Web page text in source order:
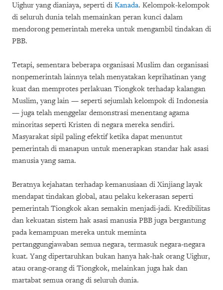
Uighur yang dianiaya, seperti di Kanada. Kelompok-kelompok
di seluruh dunia telah memainkan peran kunci dalam
mendorong pemerintah mereka untuk mengambil tindakan di
PBB.
Tetapi, sementara beberapa organisasi Muslim dan organisasi
nonpemerintah lainnya telah menyatakan keprihatinan yang
kuat dan memprotes perlakuan Tiongkok terhadap kalangan
Muslim, yang lain — seperti sejumlah kelompok di Indonesia
— juga telah menggelar demonstrasi menentang agama
minoritas seperti Kristen di negara mereka sendiri.
Masyarakat sipil paling efektif ketika dapat menuntut
pemerintah di manapun untuk menerapkan standar hak asasi
manusia yang sama.
Beratnya kejahatan terhadap kemanusiaan di Xinjiang layak
mendapat tindakan global, atau pelaku kekerasan seperti
pemerintah Tiongkok akan semakin menjadi-jadi. Kredibilitas
dan kekuatan sistem hak asasi manusia PBB juga bergantung
pada kemampuan mereka untuk meminta
pertanggungjawaban semua negara, termasuk negara-negara
kuat. Yang dipertaruhkan bukan hanya hak-hak orang Uighur,
atau orang-orang di Tiongkok, melainkan juga hak dan
martabat semua orang di seluruh dunia.